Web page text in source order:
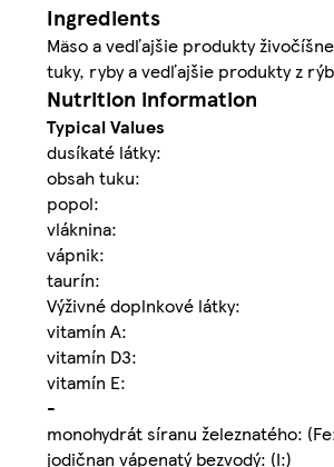
Ingredients
Mäso a vedľajšie produkty
tuky, ryby a vedľajšie produkty z
Nutrition information
Typical Values
dusíkaté látky:
obsah tuku:
popol:
vláknina:
vápnik:
taurín:
Výživné doplnkové látky:
vitamín A:
vitamín D3:
vitamín E:
-
monohydrát síranu železnatého:
jodičnan vápenatý bezvodý: (I:)